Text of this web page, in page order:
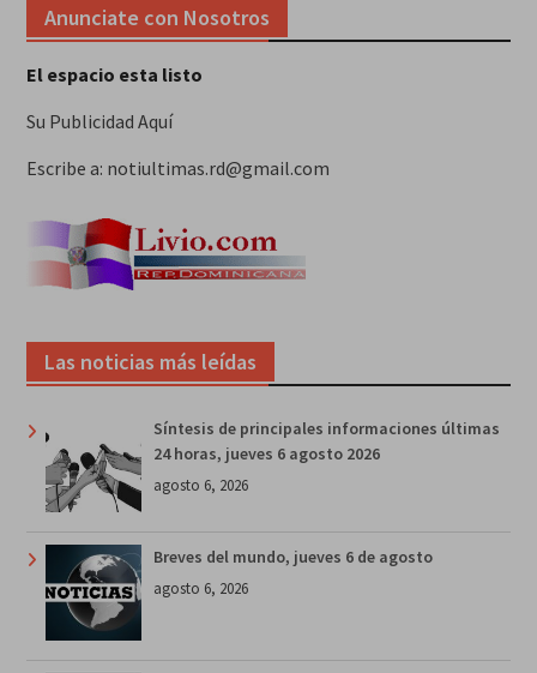
Anunciate con Nosotros
El espacio esta listo
Su Publicidad Aquí
Escribe a: notiultimas.rd@gmail.com
Las noticias más leídas
Síntesis de principales informaciones últimas
24 horas, jueves 6 agosto 2026
agosto 6, 2026
Breves del mundo, jueves 6 de agosto
agosto 6, 2026